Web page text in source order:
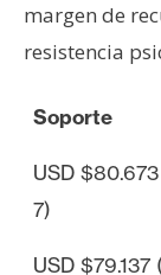
margen de
resistencia
Soporte
USD
7)
USD $79.137